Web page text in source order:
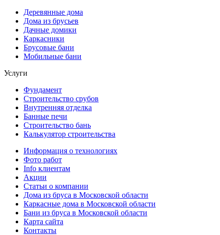
Деревянные дома
Дома из брусьев
Дачные домики
Каркасники
Брусовые бани
Мобильные бани
Услуги
Фундамент
Строительство срубов
Внутренняя отделка
Банные печи
Строительство бань
Калькулятор строительства
Информация о технологиях
Фото работ
Info клиентам
Акции
Статьи о компании
Дома из бруса в Московской области
Каркасные дома в Московской области
Бани из бруса в Московской области
Карта сайта
Контакты